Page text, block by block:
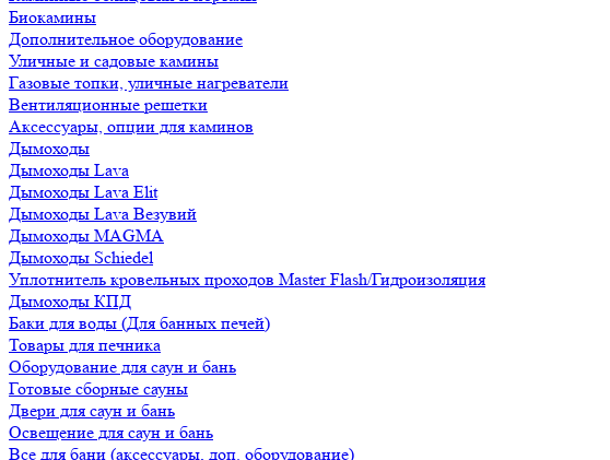
Биокамины
Дополнительное оборудование
Уличные и садовые камины
Газовые топки, уличные нагреватели
Вентиляционные решетки
Аксессуары, опции для каминов
Дымоходы
Дымоходы Lava
Дымоходы Lava Elit
Дымоходы Lava Везувий
Дымоходы MAGMA
Дымоходы Schiedel
Уплотнитель кровельных проходов Master Flash/Гидроизоляция
Дымоходы КПД
Баки для воды (Для банных печей)
Товары для печника
Оборудование для саун и бань
Готовые сборные сауны
Двери для саун и бань
Освещение для саун и бань
Все для бани (аксессуары, доп. оборудование)